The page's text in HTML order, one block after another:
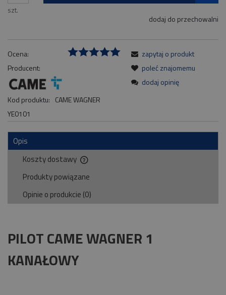
szt.
dodaj do przechowalni
Ocena:
Producent:
Kod produktu: CAME WAGNER
YE0101
zapytaj o produkt
poleć znajomemu
dodaj opinię
Opis
Koszty dostawy
Cena nie zawiera ewentualnych kosztów płatności
Produkty powiązane
Opinie o produkcie (0)
PILOT CAME WAGNER 1
KANAŁOWY